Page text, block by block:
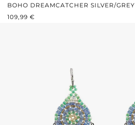
BOHO DREAMCATCHER SILVER/GREY
REGULÄRER PREIS:
109,99 €